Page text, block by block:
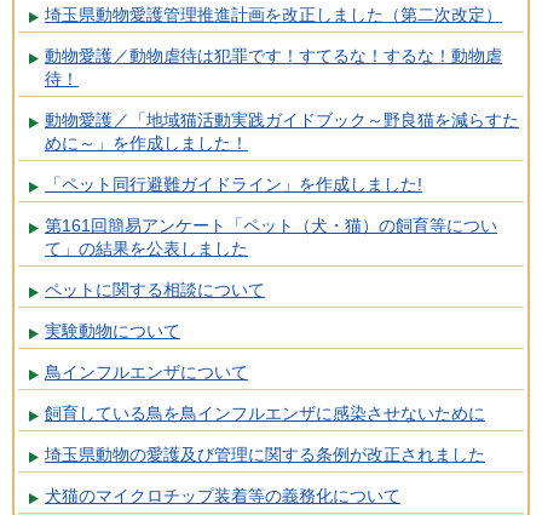
埼玉県動物愛護管理推進計画を改正しました（第二次改定）
動物愛護／動物虐待は犯罪です！すてるな！するな！動物虐
待！
動物愛護／「地域猫活動実践ガイドブック～野良猫を減らすた
めに～」を作成しました！
「ペット同行避難ガイドライン」を作成しました!
第161回簡易アンケート「ペット（犬・猫）の飼育等につい
て」の結果を公表しました
ペットに関する相談について
実験動物について
鳥インフルエンザについて
飼育している鳥を鳥インフルエンザに感染させないために
埼玉県動物の愛護及び管理に関する条例が改正されました
犬猫のマイクロチップ装着等の義務化について